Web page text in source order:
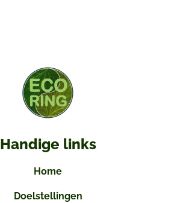
Handige links
Home
Doelstellingen